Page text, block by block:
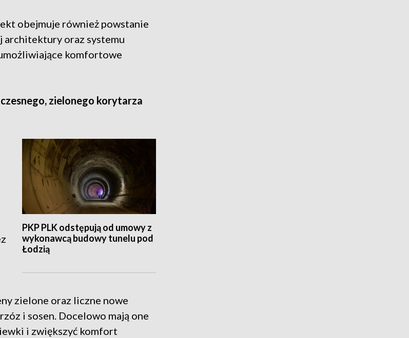
obejmuje również powstanie
architektury oraz systemu
komfortowe
zielonego korytarza
PKP PLK odstępują od umowy z
wykonawcą budowy tunelu pod
Łodzią
zielone oraz liczne nowe
i sosen. Docelowo mają one
i zwiększyć komfort